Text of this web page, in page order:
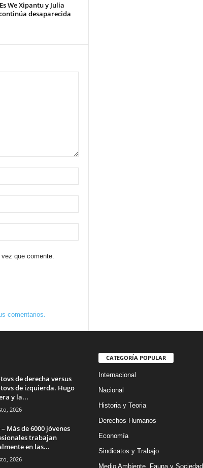
We Xipantu y Julia
desaparecida
que comente.
comentarios.
de derecha versus
de izquierda. Hugo
y la...
2026
Más de 6000 jóvenes
trabajan
en las...
2026
CATEGORÍA POPULAR
Internacional
Nacional
Historia y Teoria
Derechos Humanos
Economía
Sindicatos y Trabajo
Medio Ambiente, Fauna y Sociedad